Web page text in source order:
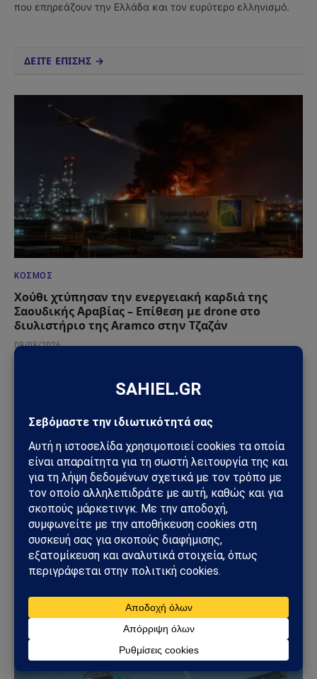
που επηρεάζουν την Ελλάδα και τον ευρύτερο ελληνισμό.
ΔΕΙΤΕ ΕΠΙΣΗΣ →
ΚΌΣΜΟΣ
Χούθι χτύπησαν την ενεργειακή καρδιά της
Σαουδικής Αραβίας – Επίθεση με drone στο
διυλιστήριο της Aramco στην Τζαζάν
09/08/2026
ΠΑΡΆΞΕΝΑ
Πεντάγωνο και UFO: Νέα απόρρητα αρχεία,
στο φως
08/08/2026